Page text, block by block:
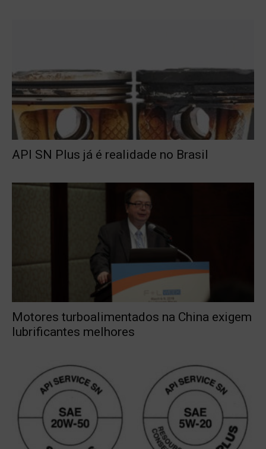
API SN Plus já é realidade no Brasil
Motores turboalimentados na China exigem
lubrificantes melhores